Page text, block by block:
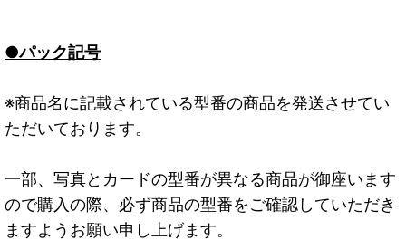
●パック記号
※商品名に記載されている型番の商品を発送させてい
ただいております。
一部、写真とカードの型番が異なる商品が御座います
ので購入の際、必ず商品の型番をご確認していただき
ますようお願い申し上げます。